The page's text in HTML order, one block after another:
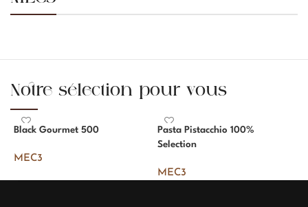
Notre sélection pour vous
Black Gourmet 500
MEC3
Pasta Pistacchio 100%
Selection
MEC3